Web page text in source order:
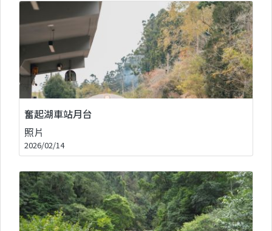
奮起湖車站月台
照片
2026/02/14